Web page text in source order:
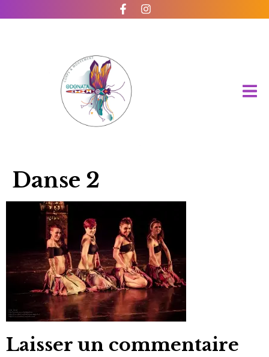
Danse 2
Laisser un commentaire